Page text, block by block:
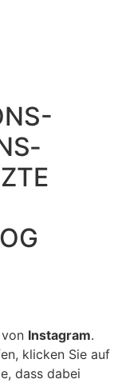
Instagram.
klicken Sie auf
dass dabei